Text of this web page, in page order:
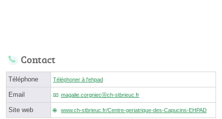
Contact
Téléphone Téléphoner à l'ehpad
Email magalie.corgniecⓐch-stbrieuc.fr
Site web www.ch-stbrieuc.fr/Centre-geriatrique-des-Capucins-EHPAD